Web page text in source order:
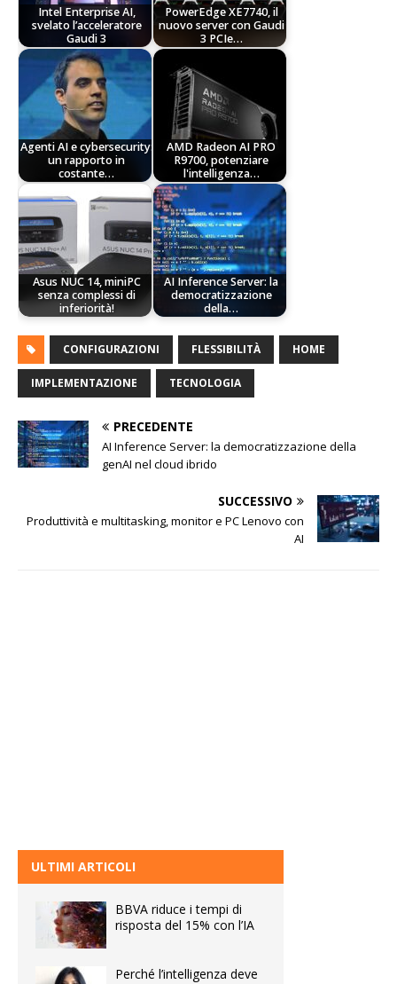
Intel Enterprise AI,
svelato l’acceleratore
Gaudi 3
PowerEdge XE7740, il
nuovo server con Gaudi
3 PCIe…
Agenti AI e cybersecurity:
un rapporto in
costante…
AMD Radeon AI PRO
R9700, potenziare
l'intelligenza…
Asus NUC 14, miniPC
senza complessi di
inferiorità!
AI Inference Server: la
democratizzazione
della…
CONFIGURAZIONI FLESSIBILITÀ HOME
IMPLEMENTAZIONE TECNOLOGIA
PRECEDENTE
AI Inference Server: la democratizzazione della
genAI nel cloud ibrido
SUCCESSIVO
Produttività e multitasking, monitor e PC Lenovo con
AI
ULTIMI ARTICOLI
BBVA riduce i tempi di
risposta del 15% con l’IA
Perché l’intelligenza deve